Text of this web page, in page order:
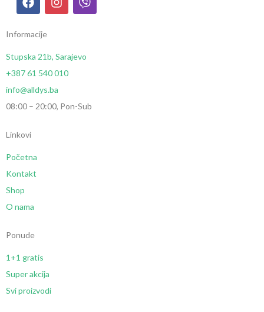
Informacije
Stupska 21b, Sarajevo
+387 61 540 010
info@alldys.ba
08:00 – 20:00, Pon-Sub
Linkovi
Početna
Kontakt
Shop
O nama
Ponude
1+1 gratis
Super akcija
Svi proizvodi